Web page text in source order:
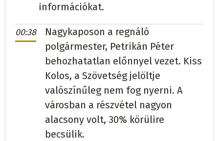
MagasrévRenáta Orosová
(50,67%)
MokcsamogyorósPeter Vargafüggetlen
Vladimír Čeklovskýfüggetlen285
Monika Hamzová
KisgéresCsaba FurikSZÖVETSÉG
KiskövesdÁgnes Máté SZÖVETSÉG
KistoronyaJozef Drigan SMER - SD 156(83,87%)
KistárkányCsilla Bálintová SZÖVETSÉG 281
Helena Borčíková
információkat.
00:38
Nagykaposon a regnáló
polgármester, Petrikán Péter
behozhatatlan előnnyel vezet. Kiss
Kolos, a Szövetség jelöltje
valószínűleg nem fog nyerni. A
városban a részvétel nagyon
alacsony volt, 30% körülire
becsülik.